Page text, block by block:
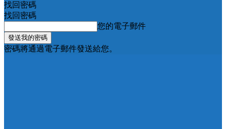
找回密碼
找回密碼
您的電子郵件
密碼將通過電子郵件發送給您。